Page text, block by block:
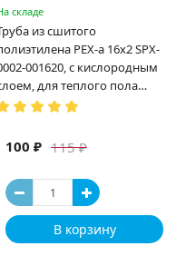
складе
из сшитого
PEX-a 16х2 SPX-
001620, с кислородным
для теплого пола
115 ₽
100 ₽
В корзину